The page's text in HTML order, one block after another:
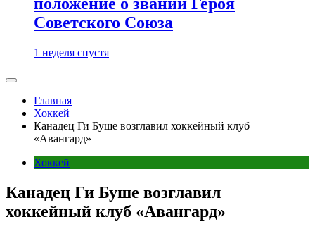
Советского Союза
1 неделя спустя
Главная
Хоккей
Канадец Ги Буше возглавил хоккейный клуб
«Авангард»
Хоккей
Канадец Ги Буше возглавил
хоккейный клуб «Авангард»